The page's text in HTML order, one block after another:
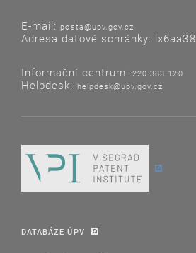
E-mail: posta@upv.gov.cz
Adresa datové schránky: ix6aa38
Informační centrum: 220 383 120
Helpdesk: helpdesk@upv.gov.cz
DATABÁZE ÚPV